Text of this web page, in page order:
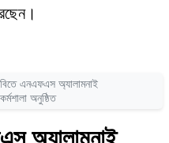
এনএফএস অ্যালামনাই
অনুষ্ঠিত